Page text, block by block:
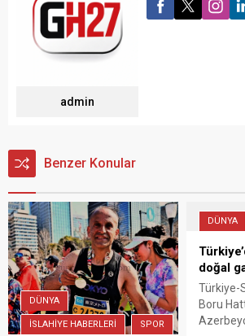
admin
Benzer Konular
DÜNYA
İSLAHİYE HABERLERİ SPOR
DÜNYA
doğal
Türkiye-
Boru